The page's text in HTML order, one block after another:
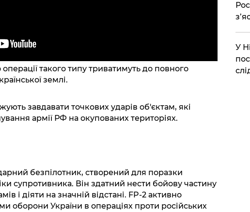
такого типу триватимуть до повного
землі.
завдавати точкових ударів об'єктам, які
армії РФ на окупованих територіях.
безпілотник, створений для поразки
супротивника. Він здатний нести бойову частину
і діяти на значній відстані. FP-2 активно
оборони України в операціях проти російських
​У